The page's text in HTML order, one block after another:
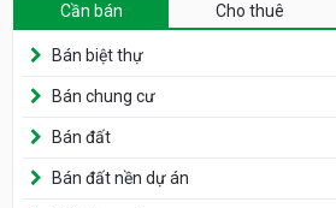
Cần bán Cho thuê
Bán biệt thự
Bán chung cư
Bán đất
Bán đất nền dự án